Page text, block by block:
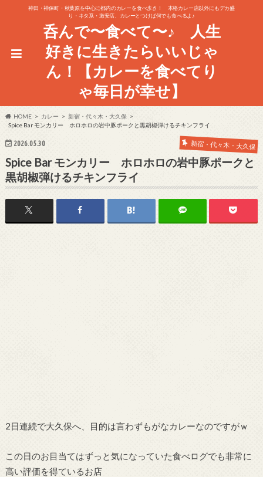
神田・神保町・秋葉原を中心に都内のカレーを食べ歩き！ 本格カレー店以外にもデカ盛
り・ネタ系・激安店、カレーとつけば何でも食べるよ♪
呑んで〜食べて〜♪ 人生
好きに生きたらいいじゃ
ん！【カレーを食べてり
ゃ毎日が幸せ】
HOME カレー
新宿・代々木・大久保
Spice Bar モンカリー ホロホロの岩中豚ポークと黒胡椒弾けるチキンフライ
2026.05.30 新宿・代々木・大久保
Spice Bar モンカリー ホロホロの岩中豚ポークと
黒胡椒弾けるチキンフライ
2日連続で大久保へ、目的は言わずもがなカレーなのですがｗ
この日のお目当てはずっと気になっていた食べログでも非常に
高い評価を得ているお店